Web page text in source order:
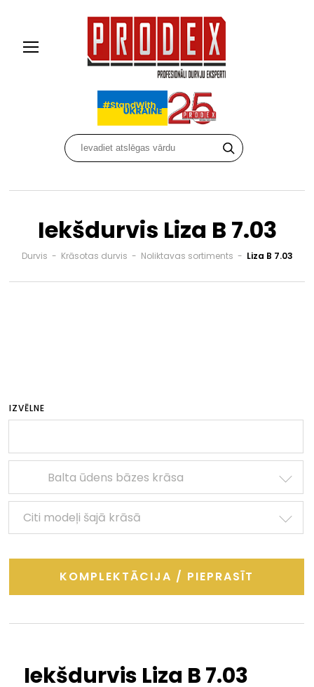
Iekšdurvis Liza B 7.03
Durvis - Krāsotas durvis - Noliktavas sortiments - Liza B 7.03
IZVĒLNE
Balta ūdens bāzes krāsa
Citi modeļi šajā krāsā
KOMPLEKTĀCIJA / PIEPRASĪT
Iekšdurvis Liza B 7.03